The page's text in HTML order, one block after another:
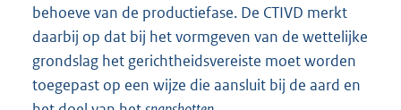
behoeve van de productiefase. De CTIVD merkt
daarbij op dat bij het vormgeven van de wettelijke
grondslag het gerichtheidsvereiste moet worden
toegepast op een wijze die aansluit bij de aard en